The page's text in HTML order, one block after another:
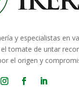
y especialistas en
el tomate de untar
el origen y